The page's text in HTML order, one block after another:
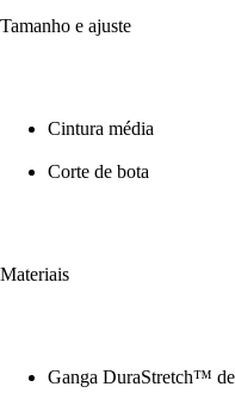
Tamanho e ajuste
Cintura média
Corte de bota
Materiais
Ganga DuraStretch™